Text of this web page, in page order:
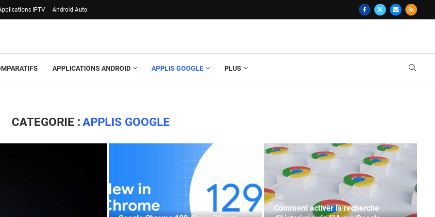
IPTV Android Auto
APPLICATIONS ANDROID APPLIS GOOGLE PLUS
CATEGORIE :APPLIS GOOGLE
Comment activer la recherche